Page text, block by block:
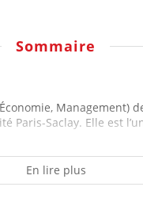
Sommaire
Management)
Paris-Saclay. Elle est
En lire plus